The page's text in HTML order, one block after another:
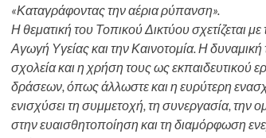
«Καταγράφοντας την αέρια ρύπανση».
Η θεματική του Τοπικού Δικτύου σχετίζεται
Αγωγή Υγείας και την Καινοτομία. Η
σχολεία και η χρήση τους ως εκπαιδευτικού
δράσεων, όπως άλλωστε και η ευρύτερη
ενισχύσει τη συμμετοχή, τη συνεργασία, την
στην ευαισθητοποίηση και τη διαμόρφωση